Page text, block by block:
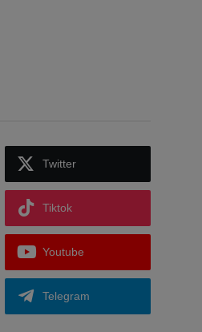
Twitter
Tiktok
Youtube
Telegram